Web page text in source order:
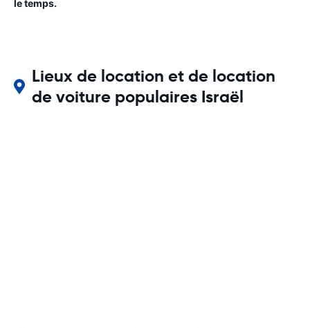
le temps.
Lieux de location et de location
de voiture populaires Israël